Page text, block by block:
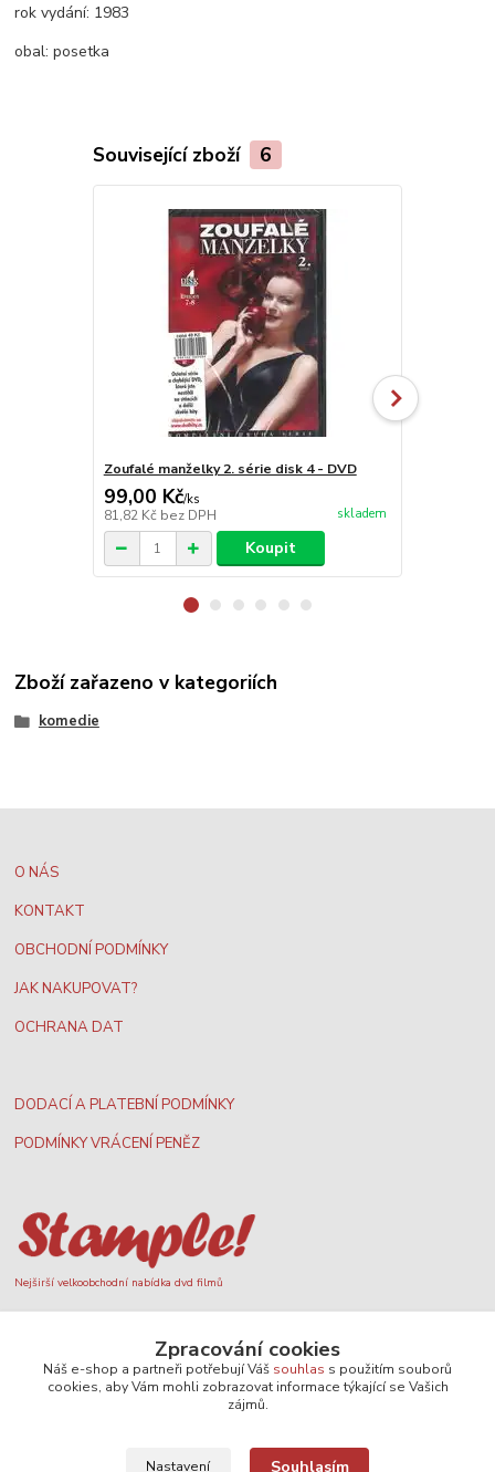
rok vydání: 1983
obal: posetka
Související zboží 6
Zoufalé manželky 2. série disk 4 - DVD
99,00 Kč/ks
81,82 Kč bez DPH skladem
Koupit
Zboží zařazeno v kategoriích
komedie
O NÁS
KONTAKT
OBCHODNÍ PODMÍNKY
JAK NAKUPOVAT?
OCHRANA DAT
DODACÍ A PLATEBNÍ PODMÍNKY
PODMÍNKY VRÁCENÍ PENĚZ
Nejširší velkoobchodní nabídka dvd filmů
Plážový volejbal, rezervace kurtů
Filmové novinky na DVD a Blu-Ray
Zpracování cookies
Náš e-shop a partneři potřebují Váš souhlas s použitím souborů
cookies, aby Vám mohli zobrazovat informace týkající se Vašich
zájmů.
Nastavení Souhlasím